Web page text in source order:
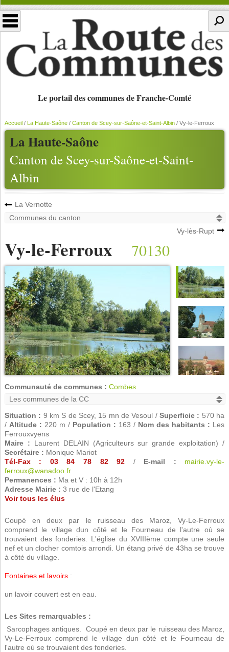
Le portail des communes de Franche-Comté
La Haute-Saône
Canton de Scey-sur-Saône-et-Saint-
Albin
Accueil/ La Haute-Saône/ Canton de Scey-sur-Saône-et-Saint-Albin/ Vy-le-Ferroux
La Vernotte
Vy-lès-Rupt
Vy-le-Ferroux 70130
Communauté de communes : Combes
Situation : 9 km S de Scey, 15 mn de Vesoul /Superficie : 570 ha
/ Altitude : 220 m / Population : 163 / Nom des habitants : Les
Ferrouxvyens
Maire : Laurent DELAIN (Agriculteurs sur grande exploitation) /
Secrétaire : Monique Mariot
Tél-Fax : 03 84 78 82 92 / E-mail :
mairie.vy-le-
ferroux@wanadoo.fr
Permanences : Ma et V : 10h à 12h
Adresse Mairie : 3 rue de l'Etang
Voir tous les élus
Coupé en deux par le ruisseau des Maroz, Vy-Le-Ferroux
comprend le village dun côté et le Fourneau de l'autre où se
trouvaient des fonderies. L'église du XVIIIème compte une seule
nef et un clocher comtois arrondi. Un étang privé de 43ha se trouve
à côté du village.
Fontaines et lavoirs:
un lavoir couvert est en eau.
Les Sites remarquables :
 Sarcophages antiques.  Coupé en deux par le ruisseau des Maroz,
Vy-Le-Ferroux comprend le village dun côté et le Fourneau de
l'autre où se trouvaient des fonderies.